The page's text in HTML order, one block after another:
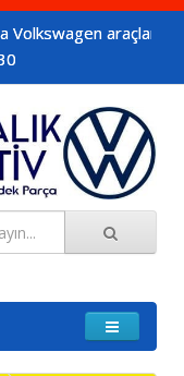
araçların